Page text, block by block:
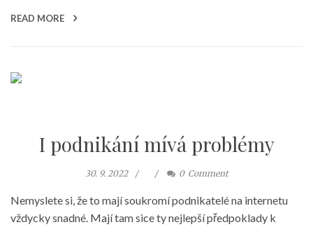
READ MORE
I podnikání mívá problémy
30. 9. 2022 0 Comment
Nemyslete si, že to mají soukromí podnikatelé na internetu
vždycky snadné. Mají tam sice ty nejlepší předpoklady k